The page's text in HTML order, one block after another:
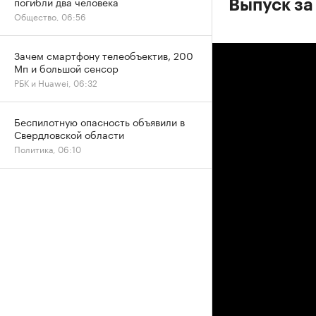
Выпуск
Общество, 06:56
Зачем смартфону телеобъектив, 200
Мп и большой сенсор
РБК и Huawei, 06:32
Беспилотную опасность объявили в
Свердловской области
Политика, 06:10